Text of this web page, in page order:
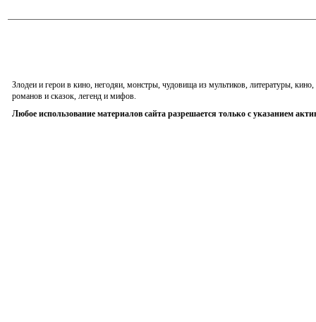
Злодеи и герои в кино, негодяи, монстры, чудовища из мультиков, литературы,
романов и сказок, легенд и мифов.
Любое использование материалов сайта разрешается только с указанием